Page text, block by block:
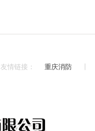
友情链接： 重庆消防丨